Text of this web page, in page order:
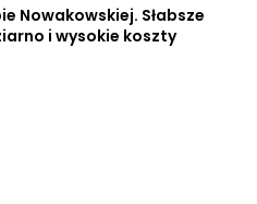
Nowakowskiej. Słabsze
i wysokie koszty